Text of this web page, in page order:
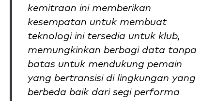
kemitraan ini memberikan
kesempatan untuk membuat
teknologi ini tersedia untuk klub,
memungkinkan berbagi data tanpa
batas untuk mendukung pemain
yang bertransisi di lingkungan yang
berbeda baik dari segi performa